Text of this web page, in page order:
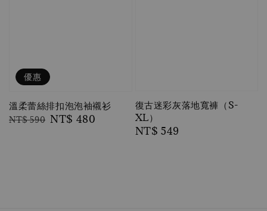
優惠
溫柔蕾絲排扣泡泡袖襯衫
Regular
NT$ 590 Sale
NT$ 480
復古迷彩灰落地寬褲（S-
XL）
Regular
NT$ 549